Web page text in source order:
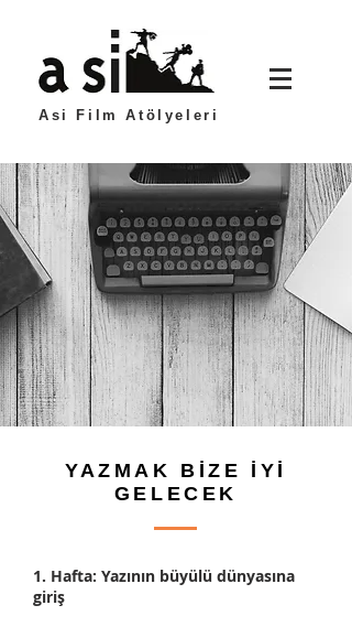
Asi Film Atölyeleri
1. Hafta: Yazının büyülü dünyasına
giriş
YAZMAK BİZE İYİ
GELECEK